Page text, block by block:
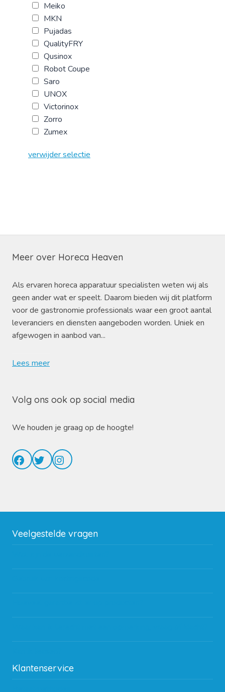
Meiko
MKN
Pujadas
QualityFRY
Qusinox
Robot Coupe
Saro
UNOX
Victorinox
Zorro
Zumex
verwijder selectie
Meer over Horeca Heaven
Als ervaren horeca apparatuur specialisten weten wij als
geen ander wat er speelt. Daarom bieden wij dit platform
voor de gastronomie professionals waar een groot aantal
leveranciers en diensten aangeboden worden. Uniek en
afgewogen in aanbod van...
Lees meer
Volg ons ook op social media
We houden je graag op de hoogte!
Facebook
TwitterInstagram
Veelgestelde vragen
Klantenservice